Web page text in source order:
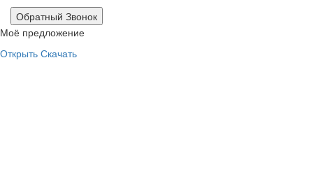
Обратный Звонок
Моё предложение
Открыть Скачать